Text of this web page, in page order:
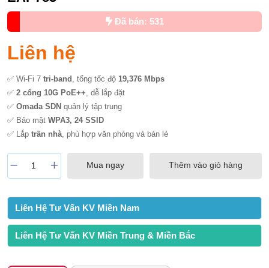
Đã bán: 531
Liên hệ
✅ Wi-Fi 7 tri-band , tổng tốc độ 19,376 Mbps
✅ 2 cổng 10G PoE++ , dễ lắp đặt
✅ Omada SDN quản lý tập trung
✅ Bảo mật WPA3, 24 SSID
✅ Lắp trần nhà , phù hợp văn phòng và bán lẻ
Mua ngay Thêm vào giỏ hàng
Liên Hệ Tư Vấn KV Miền Nam
Liên Hệ Tư Vấn KV Miền Trung & Miền Bắc